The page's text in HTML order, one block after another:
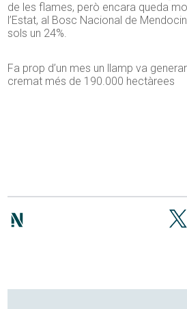
de les flames, però encara queda
l’Estat, al Bosc Nacional de
sols un 24%.
Fa prop d’un mes un llamp va
cremat més de 190.000 hectàrees